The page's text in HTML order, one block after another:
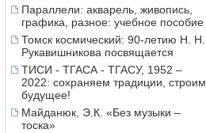
Параллели: акварель, живопись,
графика, разное: учебное пособие
Томск космический: 90-летию Н. Н.
Рукавишникова посвящается
ТИСИ - ТГАСА - ТГАСУ, 1952 –
2022: сохраняем традиции, строим
будущее!
Майданюк, Э.К. «Без музыки –
тоска»